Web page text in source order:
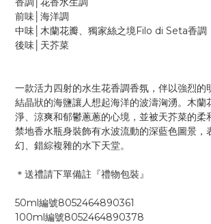
前味│海洋調
中味│木蘭花瓣、獨家絲之境Filo di Seta香調
後味│天芥菜
一款活力四射的水生花香調香氛，伴以強烈的
結晶狀的海鹽讓人想起海洋的波濤洶湧。木蘭
淨、涼爽和郁鬱蔥蔥的心境，並被天芥菜的柔
禁地香水瓶身裝飾有水波流動的深藍色圖景，
幻、錯綜複雜的水下天堂。
＊送禮請下單備註『禮物包裝』
50ml編號8052464890361
100ml編號8052464890378